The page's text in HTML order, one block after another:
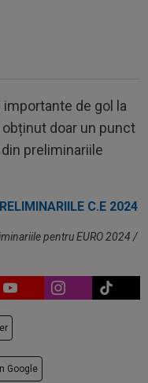
de gol la
obținut doar un punct
preliminariile
pentru EURO 2024 /
Google